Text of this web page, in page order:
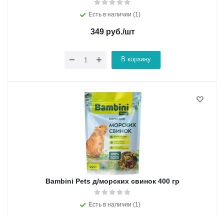
Есть в наличии (1)
349руб./шт
В корзину
Bambini Pets д/морских свинок 400 гр
Есть в наличии (1)